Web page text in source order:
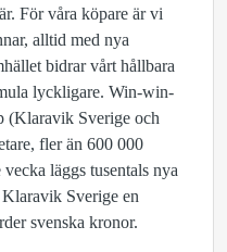
För våra köpare är vi
alltid med nya
bidrar vårt hållbara
lyckligare. Win-win-
(Klaravik Sverige och
fler än 600 000
läggs tusentals nya
Sverige en
svenska kronor.